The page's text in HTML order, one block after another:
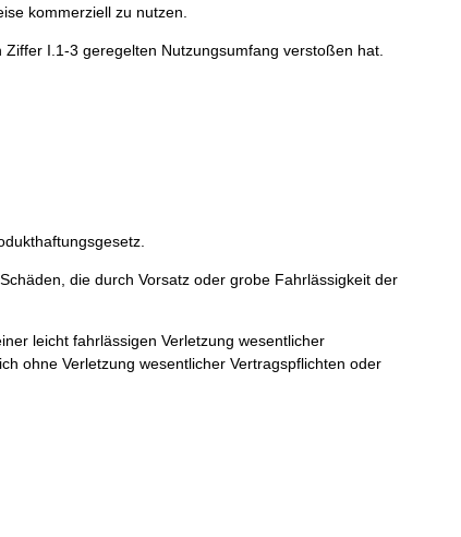
kommerziell zu nutzen.
I.1-3 geregelten Nutzungsumfang verstoßen hat.
die durch Vorsatz oder grobe Fahrlässigkeit der
leicht fahrlässigen Verletzung wesentlicher
ohne Verletzung wesentlicher Vertragspflichten oder